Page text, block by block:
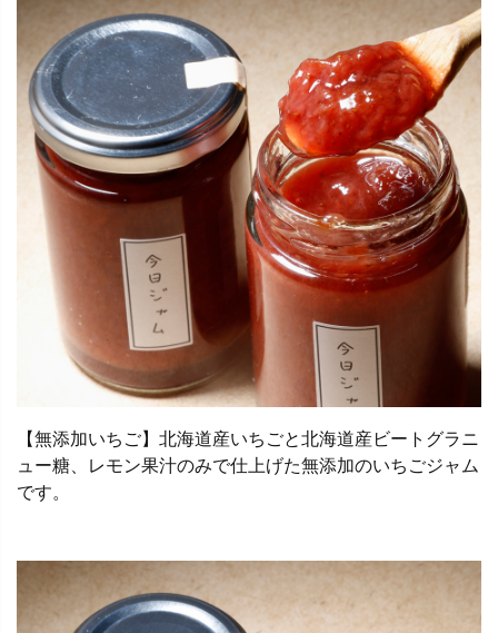
【無添加いちご】北海道産いちごと北海道産ビートグラニ
ュー糖、レモン果汁のみで仕上げた無添加のいちごジャム
です。